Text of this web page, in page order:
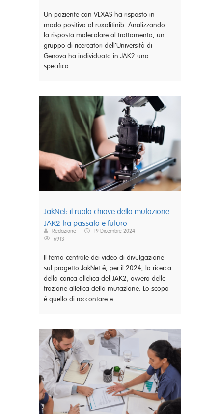
Un paziente con VEXAS ha risposto in
modo positivo al ruxolitinib. Analizzando
la risposta molecolare al trattamento, un
gruppo di ricercatori dell’Università di
Genova ha individuato in JAK2 uno
specifico...
JakNet: il ruolo chiave della mutazione
JAK2 tra passato e futuro
Redazione
19 Dicembre 2024
6913
Il tema centrale dei video di divulgazione
sul progetto JakNet è, per il 2024, la ricerca
della carica allelica del JAK2, ovvero della
frazione allelica della mutazione. Lo scopo
è quello di raccontare e...